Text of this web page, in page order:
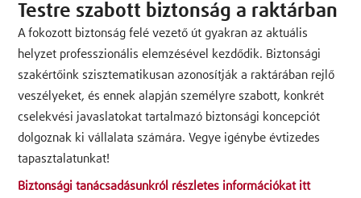
Testre szabott biztonság a raktárban
A fokozott biztonság felé vezető út gyakran az aktuális
helyzet professzionális elemzésével kezdődik. Biztonsági
szakértőink szisztematikusan azonosítják a raktárában rejlő
veszélyeket, és ennek alapján személyre szabott, konkrét
cselekvési javaslatokat tartalmazó biztonsági koncepciót
dolgoznak ki vállalata számára. Vegye igénybe évtizedes
tapasztalatunkat!
Biztonsági tanácsadásunkról részletes információkat itt